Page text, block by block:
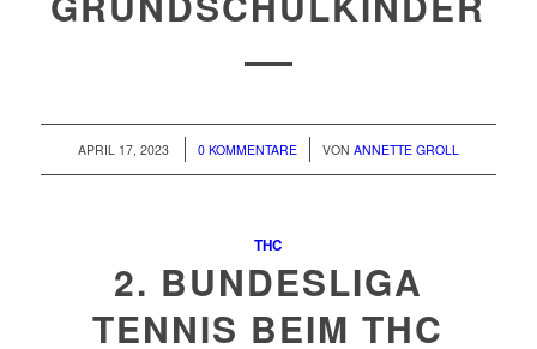
APRIL 17, 2023
/ 0 KOMMENTARE
/ VON ANNETTE GROLL
THC
2. BUNDESLIGA
TENNIS BEIM THC